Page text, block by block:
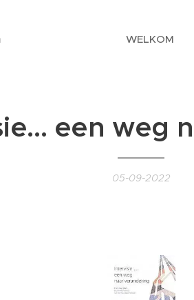
WELKOM
een weg
05-09-2022